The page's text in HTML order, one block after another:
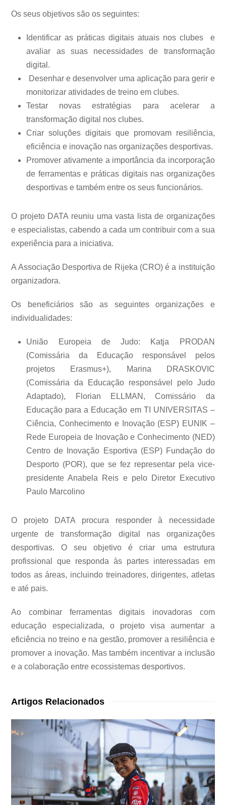
Os seus objetivos são os seguintes:
Identificar as práticas digitais atuais nos clubes e
avaliar as suas necessidades de transformação
digital.
Desenhar e desenvolver uma aplicação para gerir e
monitorizar atividades de treino em clubes.
Testar novas estratégias para acelerar a
transformação digital nos clubes.
Criar soluções digitais que promovam resiliência,
eficiência e inovação nas organizações desportivas.
Promover ativamente a importância da incorporação
de ferramentas e práticas digitais nas organizações
desportivas e também entre os seus funcionários.
O projeto DATA reuniu uma vasta lista de organizações
e especialistas, cabendo a cada um contribuir com a sua
experiência para a iniciativa.
A Associação Desportiva de Rijeka (CRO) é a instituição
organizadora.
Os beneficiários são as seguintes organizações e
individualidades:
União Europeia de Judo: Katja PRODAN
(Comissária da Educação responsável pelos
projetos Erasmus+), Marina DRASKOVIC
(Comissária da Educação responsável pelo Judo
Adaptado), Florian ELLMAN, Comissário da
Educação para a Educação em TI UNIVERSITAS –
Ciência, Conhecimento e Inovação (ESP) EUNIK –
Rede Europeia de Inovação e Conhecimento (NED)
Centro de Inovação Esportiva (ESP) Fundação do
Desporto (POR), que se fez representar pela vice-
presidente Anabela Reis e pelo Diretor Executivo
Paulo Marcolino
O projeto DATA procura responder à necessidade
urgente de transformação digital nas organizações
desportivas. O seu objetivo é criar uma estrutura
profissional que responda às partes interessadas em
todos as áreas, incluindo treinadores, dirigentes, atletas
e até pais.
Ao combinar ferramentas digitais inovadoras com
educação especializada, o projeto visa aumentar a
eficiência no treino e na gestão, promover a resiliência e
promover a inovação. Mas também incentivar a inclusão
e a colaboração entre ecossistemas desportivos.
Artigos Relacionados